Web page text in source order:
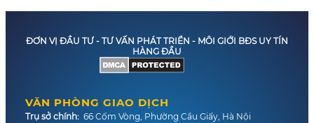
ĐƠN VỊ ĐẦU TƯ - TƯ VẤN PHÁT TRIỂN - MÔI GIỚI BĐS UY TÍN
HÀNG ĐẦU
VĂN PHÒNG GIAO DỊCH
Trụ sở chính: 66 Cốm Vòng, Phường Cầu Giấy, Hà Nội